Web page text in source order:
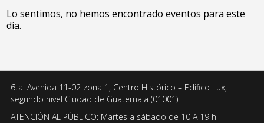
Lo sentimos, no hemos encontrado eventos para este
día.
6ta. Avenida 11-02 zona 1, Centro Histórico – Edifico Lux,
segundo nivel Ciudad de Guatemala (01001)
ATENCIÓN AL PÚBLICO: Martes a sábado de 10 A 19 h